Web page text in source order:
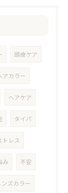
頭皮ケア
アカラー
ヘアケア
タイパ
トレス
み 不安
ンズカラー